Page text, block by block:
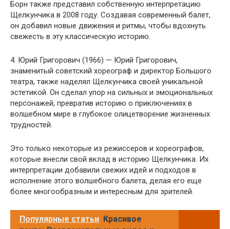
Борн также представил собственную интерпретацию
Щелкунчика в 2008 году. Создавая современный балет,
он добавил новые движения и ритмы, чтобы вдохнуть
свежесть в эту классическую историю.
4. Юрий Григорович (1966) — Юрий Григорович,
знаменитый советский хореограф и директор Большого
театра, также наделял Щелкунчика своей уникальной
эстетикой. Он сделал упор на сильных и эмоциональных
персонажей, превратив историю о приключениях в
волшебном мире в глубокое олицетворение жизненных
трудностей.
Это только некоторые из режиссеров и хореографов,
которые внесли свой вклад в историю Щелкунчика. Их
интерпретации добавили свежих идей и подходов в
исполнение этого волшебного балета, делая его еще
более многообразным и интересным для зрителей.
Популярные статьи Красивое